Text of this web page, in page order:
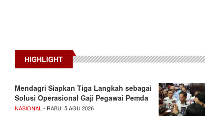
HIGHLIGHT
Mendagri Siapkan Tiga Langkah sebagai
Solusi Operasional Gaji Pegawai Pemda
NASIONAL - RABU, 5 AGU 2026